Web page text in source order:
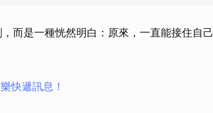
而是一種恍然明白：原來，一直能接住自己
快遞訊息！